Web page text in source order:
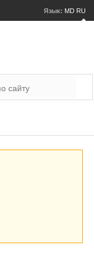
Язык: MD RU